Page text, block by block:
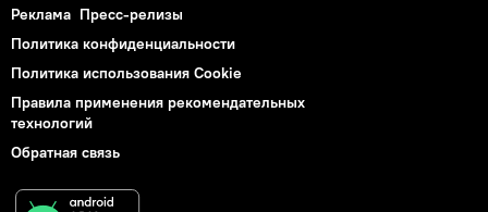
Реклама Пресс-релизы
Политика конфиденциальности
Политика использования Cookie
Правила применения рекомендательных
технологий
Обратная связь